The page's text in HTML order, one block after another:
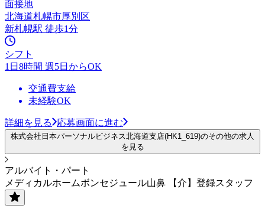
面接地
北海道札幌市厚別区
新札幌駅 徒歩1分
シフト
1日8時間 週5日からOK
交通費支給
未経験OK
詳細を見る 応募画面に進む
株式会社日本パーソナルビジネス北海道支店(HK1_619)のその他の求人
を見る
アルバイト・パート
メディカルホームボンセジュール山鼻 【介】登録スタッフ